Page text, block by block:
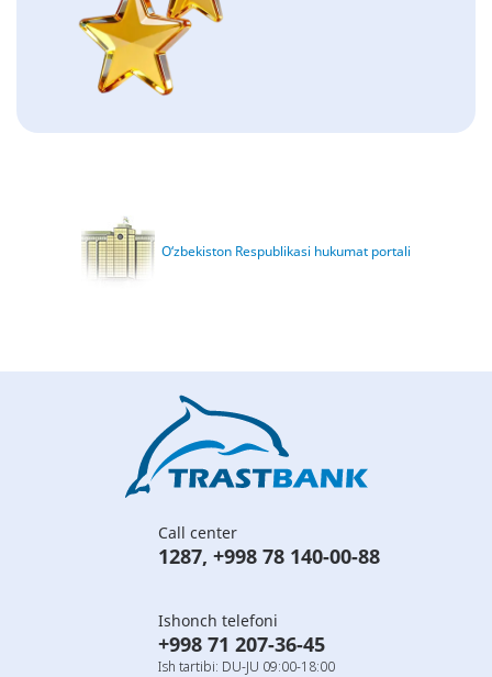
O‘zbekiston Respublikasi hukumat portali
Call center
1287, +998 78 140-00-88
Ishonch telefoni
+998 71 207-36-45
Ish tartibi: DU-JU 09:00-18:00